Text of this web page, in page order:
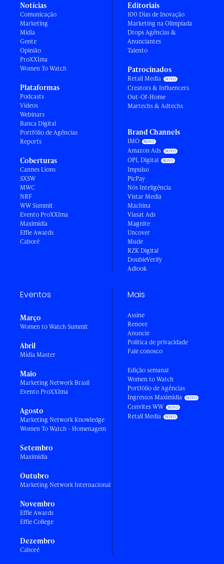
Notícias
Comunicação
Marketing
Mídia
Gente
Opinião
ProXXIma
Women To Watch
Plataformas
Podcasts
Vídeos
Webinars
Banca Digital
Portfólio de Agências
Reports
Coberturas
Cannes Lions
SXSW
MWC
NRF
WW Summit
Evento ProXXIma
Maximídia
Effie Awards
Caboré
Editoriais
100 Dias de Inovação
Marketing na Olimpíada
Drops Agências &
Anunciantes
Talento
Patrocinados
Retail Media
Creators & Influencers
Out-Of-Home
Martechs & Adtechs
Brand Channels
IMO
Amazon Ads
OPL Digital
Impulso
PicPay
Nós Inteligência
Vistar Media
Machina
Viasat Ads
Magnite
Uncover
Mude
RZK Digital
DoubleVerify
Adlook
Eventos
Março
Women to Watch Summit
Abril
Mídia Master
Maio
Marketing Network Brasil
Evento ProXXIma
Agosto
Marketing Network Knowledge
Women To Watch - Homenagem
Setembro
Maximídia
Outubro
Marketing Network Internacional
Novembro
Effie Awards
Effie College
Dezembro
Caboré
Mais
Assine
Renove
Anuncie
Política de privacidade
Fale conosco
Edição semanal
Women to Watch
Portfólio de Agências
Ingressos Maximídia
Convites WW
Retail Media